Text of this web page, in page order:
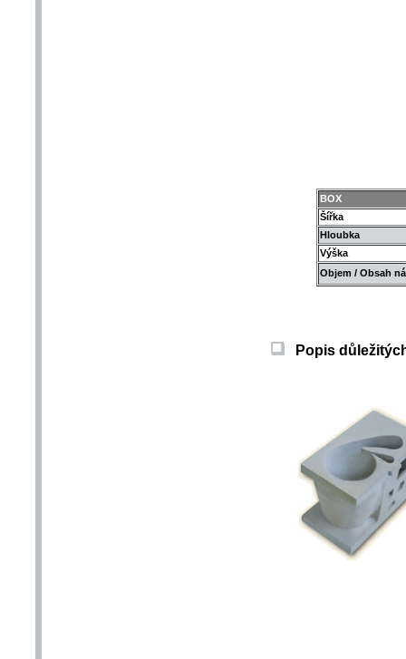
BOX
Šířka
Hloubka
Výška
Objem / Obsah
Popis